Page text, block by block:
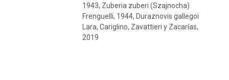
1943, Zuberia zuberi (Szajnocha)
Frenguelli, 1944, Duraznovis gallegoi
Lara, Cariglino, Zavattieri y Zacarías,
2019